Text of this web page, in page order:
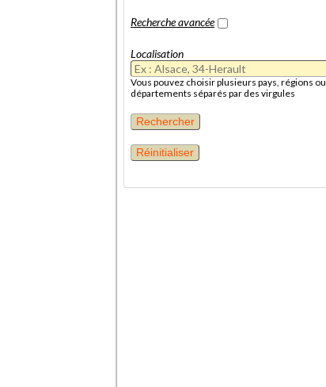
Recherche avancée
Localisation
Vous pouvez choisir plusieurs pays, régions ou
départements séparés par des virgules